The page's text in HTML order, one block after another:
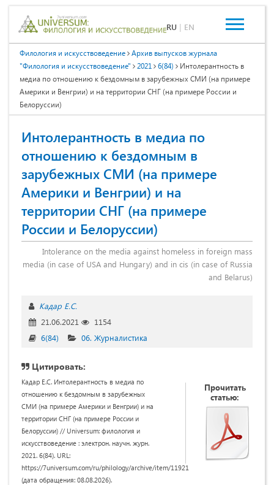
RU | EN
Филология и искусствоведение
Архив выпусков журнала
"Филология и искусствоведение"
2021 6(84)
Интолерантность в
медиа по отношению к бездомным в зарубежных СМИ (на примере
Америки и Венгрии) и на территории СНГ (на примере России и
Белоруссии)
Интолерантность в медиа по
отношению к бездомным в
зарубежных СМИ (на примере
Америки и Венгрии) и на
территории СНГ (на примере
России и Белоруссии)
Intolerance on the media against homeless in foreign mass
media (in case of USA and Hungary) and in cis (in case of Russia
and Belarus)
Кадар Е.С.
21.06.2021
1154
6(84)
06. Журналистика
Цитировать:
Кадар Е.С. Интолерантность в медиа по
отношению к бездомным в зарубежных
СМИ (на примере Америки и Венгрии) и на
территории СНГ (на примере России и
Белоруссии) // Universum: филология и
искусствоведение : электрон. научн. журн.
2021. 6(84). URL:
https://7universum.com/ru/philology/archive/item/11921
(дата обращения: 08.08.2026).
Прочитать
статью: